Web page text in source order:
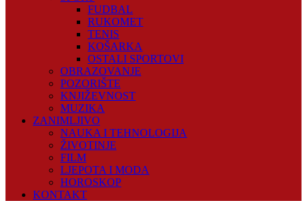
FUDBAL
RUKOMET
TENIS
KOŠARKA
OSTALI SPORTOVI
OBRAZOVANJE
POZORIŠTE
KNJIŽEVNOST
MUZIKA
ZANIMLJIVO
NAUKA I TEHNOLOGIJA
ŽIVOTINJE
FILM
LJEPOTA I MODA
HOROSKOP
KONTAKT